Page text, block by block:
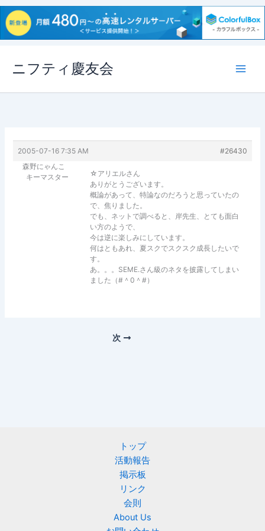
ス
ニフティ慶友会
2005-07-16 7:35 AM
#26430
森野にゃんこ
キーマスター
☆アリエルさん
ありがとうございます。
概論があって、特論なのだろうと思っていたの
で、焦りました。
でも、ネットで調べると、岸先生、とても面白
い方のようで、
今は逆に楽しみにしています。
何はともあれ、夏スクでスクスク成長したいで
す。
あ。。。SEME.さん級のネタを披露してしまい
ました（#＾0＾#）
次
トップ
活動報告
掲示板
リンク
会則
About Us